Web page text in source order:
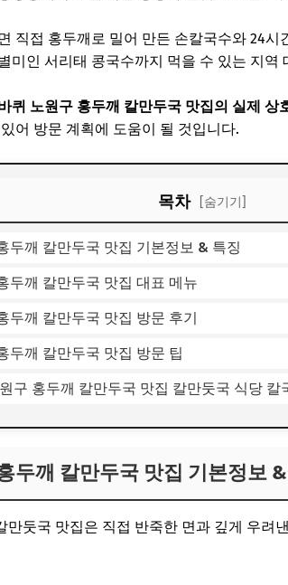
직접 홍두깨로 밀어 만든 손칼국수와 24
미인 서리태 콩국수까지 먹을 수 있는 지역
퀴 노원구 홍두깨 칼만두국 맛집의 실제
어 방문 계획에 도움이 될 것입니다.
목차 [숨기기]
두깨 칼만두국 맛집 기본정보 & 특징
두깨 칼만두국 맛집 대표 메뉴
두깨 칼만두국 맛집 방문 후기
두깨 칼만두국 맛집 방문 팁
구 홍두깨 칼만두국 맛집 칼만둣국 식당 칼
두깨 칼만두국 맛집 기본정보
둣국 맛집은 직접 반죽한 면과 깊게 우려